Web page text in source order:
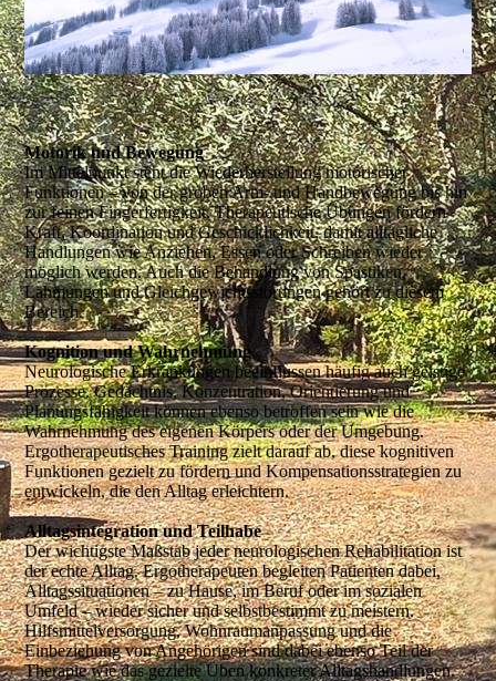
Motorik und Bewegung
Im Mittelpunkt steht die Wiederherstellung motorischer
Funktionen – von der groben Arm- und Handbewegung bis hin
zur feinen Fingerfertigkeit. Therapeutische Übungen fördern
Kraft, Koordination und Geschicklichkeit, damit alltägliche
Handlungen wie Anziehen, Essen oder Schreiben wieder
möglich werden. Auch die Behandlung von Spastiken,
Lähmungen und Gleichgewichtsstörungen gehört zu diesem
Bereich.
Kognition und Wahrnehmung
Neurologische Erkrankungen beeinflussen häufig auch geistige
Prozesse. Gedächtnis, Konzentration, Orientierung und
Planungsfähigkeit können ebenso betroffen sein wie die
Wahrnehmung des eigenen Körpers oder der Umgebung.
Ergotherapeutisches Training zielt darauf ab, diese kognitiven
Funktionen gezielt zu fördern und Kompensationsstrategien zu
entwickeln, die den Alltag erleichtern.
Alltagsintegration und Teilhabe
Der wichtigste Maßstab jeder neurologischen Rehabilitation ist
der echte Alltag. Ergotherapeuten begleiten Patienten dabei,
Alltagssituationen – zu Hause, im Beruf oder im sozialen
Umfeld – wieder sicher und selbstbestimmt zu meistern.
Hilfsmittelversorgung, Wohnraumanpassung und die
Einbeziehung von Angehörigen sind dabei ebenso Teil der
Therapie wie das gezielte Üben konkreter Alltagshandlungen.